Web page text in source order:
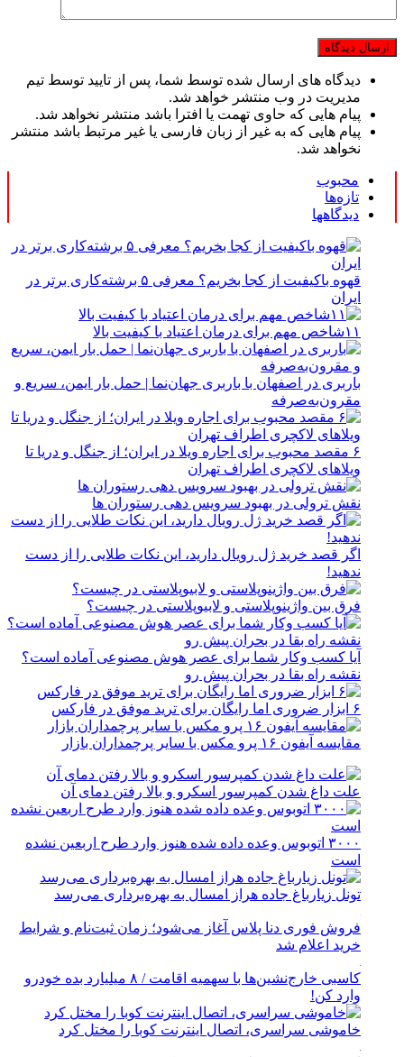
دیدگاه های ارسال شده توسط شما، پس از تایید توسط تیم
مدیریت در وب منتشر خواهد شد.
پیام هایی که حاوی تهمت یا افترا باشد منتشر نخواهد شد.
پیام هایی که به غیر از زبان فارسی یا غیر مرتبط باشد منتشر
نخواهد شد.
محبوب
تازه‌ها
دیدگاهها
قهوه باکیفیت از کجا بخریم؟ معرفی ۵ برشته‌کاری برتر در
ایران
۱۱شاخص مهم برای درمان اعتیاد با کیفیت بالا
باربری در اصفهان با باربری جهان‌نما | حمل بار ایمن، سریع و
مقرون‌به‌صرفه
۶ مقصد محبوب برای اجاره ویلا در ایران؛ از جنگل و دریا تا
ویلاهای لاکچری اطراف تهران
نقش ترولی در بهبود سرویس دهی رستوران ها
اگر قصد خرید ژل رویال دارید، این نکات طلایی را از دست
ندهید!
فرق بین واژینوپلاستی و لابیوپلاستی در چیست؟
آیا کسب وکار شما برای عصر هوش مصنوعی آماده است؟
نقشه راه بقا در بحران پیش رو
۶ ابزار ضروری اما رایگان برای ترید موفق در فارکس
مقایسه آیفون ۱۶ پرو مکس با سایر پرچمداران بازار
علت داغ شدن کمپرسور اسکرو و بالا رفتن دمای آن
۳۰۰۰ اتوبوس وعده داده شده هنوز وارد طرح اربعین نشده
است
تونل زیارباغ جاده هراز امسال به بهره‌برداری می‌رسد
فروش فوری دنا پلاس آغاز می‌شود؛ زمان ثبت‌نام و شرایط
خرید اعلام شد
کاسبی خارج‌نشین‌ها با سهمیه اقامت / ۸ میلیارد بده خودرو
وارد کن!
خاموشی سراسری، اتصال اینترنت کوبا را مختل کرد